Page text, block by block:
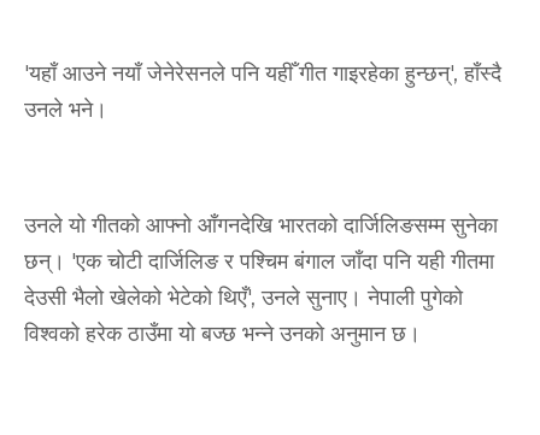
'यहाँ आउने नयाँ जेनेरेसनले पनि यहीँ गीत गाइरहेका हुन्छन्', हाँस्दै
उनले भने।
उनले यो गीतको आफ्नो आँगनदेखि भारतको दार्जिलिङसम्म सुनेका
छन्। 'एक चोटी दार्जिलिङ र पश्चिम बंगाल जाँदा पनि यही गीतमा
देउसी भैलो खेलेको भेटेको थिएँ', उनले सुनाए। नेपाली पुगेको
विश्वको हरेक ठाउँमा यो बज्छ भन्ने उनको अनुमान छ।